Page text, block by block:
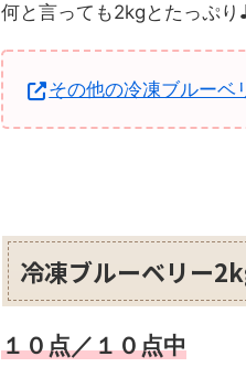
何と言っても2kgとたっぷり
その他の冷凍ブルーベ
冷凍ブルーベリー
１０点／１０点中